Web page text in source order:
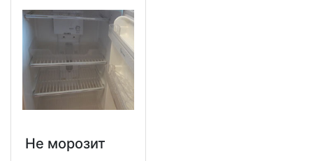
Не морозит